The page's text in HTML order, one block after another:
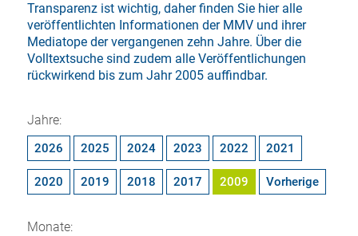
Transparenz ist wichtig, daher finden Sie hier alle
veröffentlichten Informationen der MMV und ihrer
Mediatope der vergangenen zehn Jahre. Über die
Volltextsuchesind zudem alle Veröffentlichungen
rückwirkend bis zum Jahr 2005 auffindbar.
Jahre:
2026 2025 2024 2023 2022 2021
2020 2019 2018 2017 2009 Vorherige
Monate: